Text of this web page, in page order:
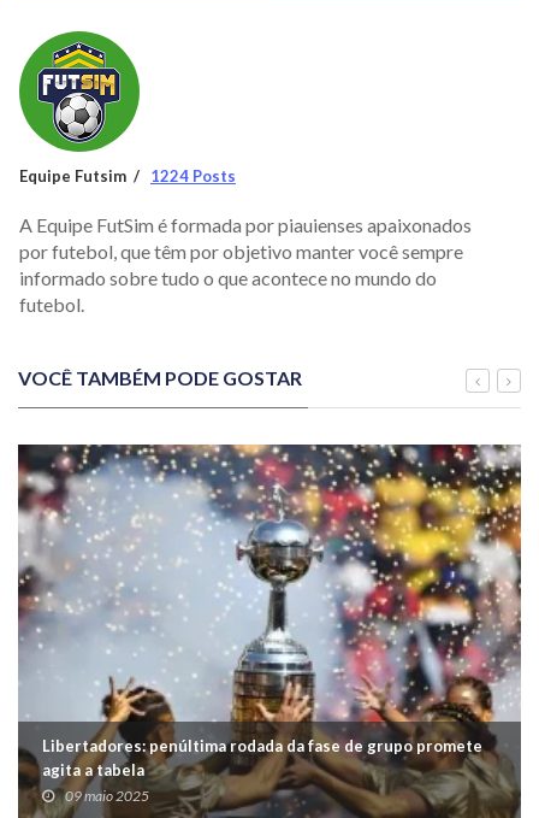
Equipe Futsim 1224 Posts
A Equipe FutSim é formada por piauienses apaixonados
por futebol, que têm por objetivo manter você sempre
informado sobre tudo o que acontece no mundo do
futebol.
VOCÊ TAMBÉM PODE GOSTAR
Libertadores: penúltima rodada da fase de grupo promete
agita a tabela
09 maio 2025